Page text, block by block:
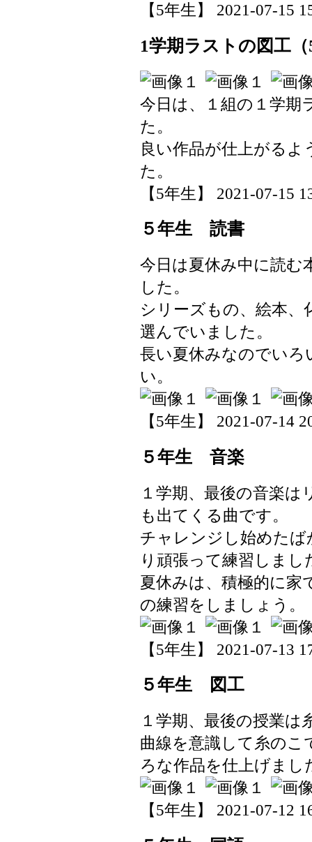
【5年生】 2021-07-15
1学期ラストの図工
今日は、１組の１学期
た。
良い作品が仕上がる
た。
【5年生】 2021-07-15
５年生 読書
今日は夏休み中に読む
した。
シリーズもの、絵本
選んでいました。
長い夏休みなのでい
い。
【5年生】 2021-07-14
５年生 音楽
１学期、最後の音楽
も出てくる曲です。
チャレンジし始めた
り頑張って練習しまし
夏休みは、積極的に家
の練習をしましょう。
【5年生】 2021-07-13
５年生 図工
１学期、最後の授業
曲線を意識して糸のこ
ろな作品を仕上げまし
【5年生】 2021-07-12